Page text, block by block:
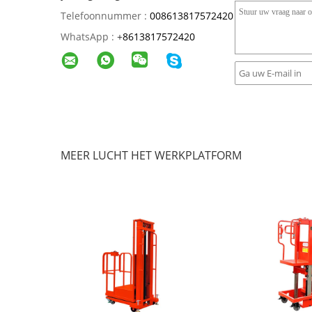
Telefoonnummer : 008613817572420
WhatsApp : +8613817572420
MEER LUCHT HET WERKPLATFORM